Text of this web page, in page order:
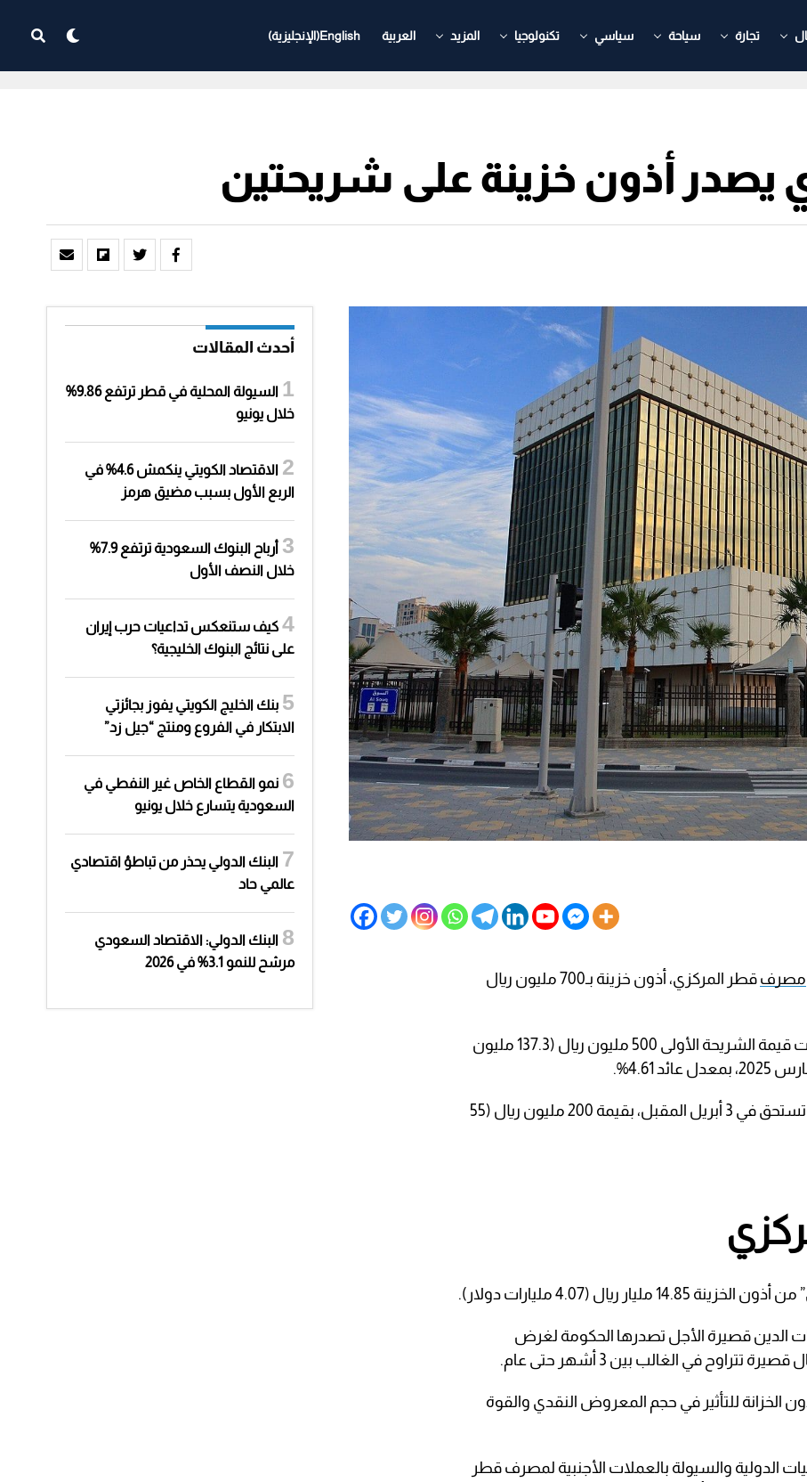
تجارة سياحة سياسي تكنولوجيا المزيد العربية English
(الإنجليزية)
أذون خزينة على شريحتين
مصرف
قطر المركزي، أذون خزينة بـ700 مليون ريال
ووفقاً لبيانات “المركزي القطري”، بلغت قيمة الشريحة الأولى 500 مليون ريال (137.3 مليون
فيما بلغ أجل الشريحة الثانية 28 يوماً وتستحق في 3 أبريل المقبل، بقيمة 200 مليون ريال (55
ريال (4.07 مليارات دولار).
الدين قصيرة الأجل تصدرها الحكومة لغرض
تتراوح في الغالب بين 3 أشهر حتى عام.
الخزانة للتأثير في حجم المعروض النقدي والقوة
الدولية والسيولة بالعملات الأجنبية لمصرف قطر
أحدث المقالات
السيولة المحلية في قطر ترتفع 9.86%
خلال يونيو
الاقتصاد الكويتي ينكمش 4.6% في
الربع الأول بسبب مضيق هرمز
أرباح البنوك السعودية ترتفع 7.9%
خلال النصف الأول
كيف ستنعكس تداعيات حرب إيران
على نتائج البنوك الخليجية؟
بنك الخليج الكويتي يفوز بجائزتي
الابتكار في الفروع ومنتج “جيل زد”
نمو القطاع الخاص غير النفطي في
السعودية يتسارع خلال يونيو
البنك الدولي يحذر من تباطؤ اقتصادي
عالمي حاد
البنك الدولي: الاقتصاد السعودي
مرشح للنمو 3.1% في 2026